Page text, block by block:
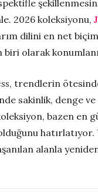
2026 koleksiyonu,
dilini en net
biri olarak
, trendlerin
sakinlik, denge
bazen en
hatırlatıyor.
alanla